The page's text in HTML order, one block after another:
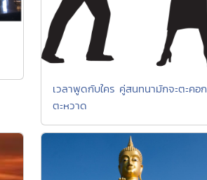
เวลาพูดกับใคร คู่สนทนามักจะตะคอก
ตะหวาด